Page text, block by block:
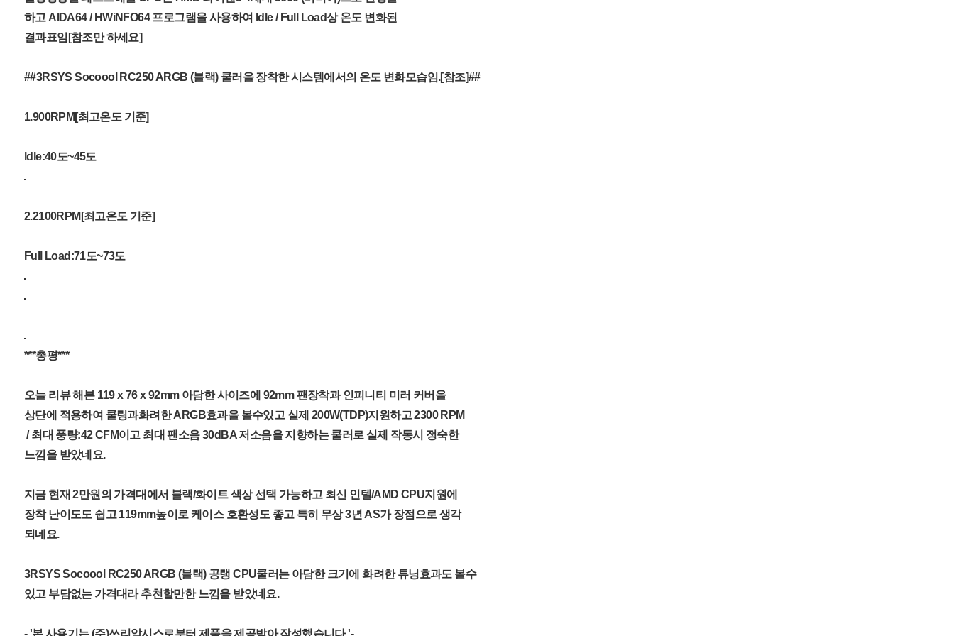
하고 AIDA64 / HWiNFO64 프로그램을 사용하여 ldle / Full Load상 온도 변화된
결과표임[참조만 하세요]
##3RSYS Socoool RC250 ARGB (블랙) 쿨러을 장착한 시스템에서의 온도 변화모습임.[참조]##
1.900RPM[최고온도 기준]
ldle:40도~45도
2.2100RPM[최고온도 기준]
Full Load:71도~73도
***총평***
오늘 리뷰 해본 119 x 76 x 92mm 아담한 사이즈에 92mm 팬장착과 인피니티 미러 커버을
상단에 적용하여 쿨링과화려한 ARGB효과을 볼수있고 실제 200W(TDP)지원하고 2300 RPM
/ 최대 풍량:42 CFM이고 최대 팬소음 30dBA 저소음을 지향하는 쿨러로 실제 작동시 정숙한
느낌을 받았네요.
지금 현재 2만원의 가격대에서 블랙/화이트 색상 선택 가능하고 최신 인텔/AMD CPU지원에
장착 난이도도 쉽고 119mm높이로 케이스 호환성도 좋고 특히 무상 3년 AS가 장점으로 생각
되네요.
3RSYS Socoool RC250 ARGB (블랙) 공랭 CPU쿨러는 아담한 크기에 화려한 튜닝효과도 볼수
있고 부담없는 가격대라 추천할만한 느낌을 받았네요.
- '본 사용기는 (주)쓰리알시스로부터 제품을 제공받아 작성했습니다.'-